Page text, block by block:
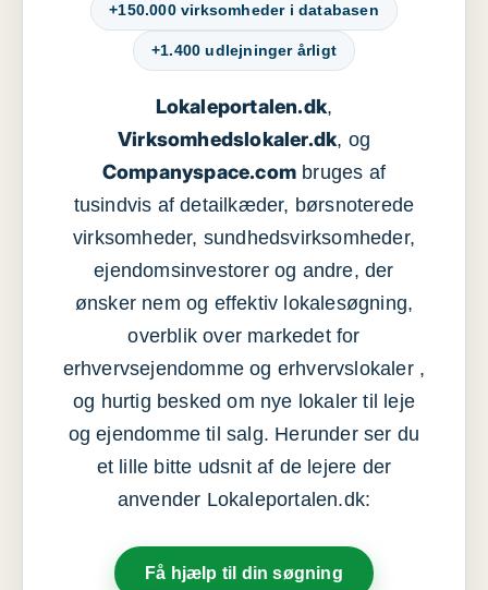
+150.000 virksomheder i databasen
+1.400 udlejninger årligt
Lokaleportalen.dk,
Virksomhedslokaler.dk, og
Companyspace.com bruges af
tusindvis af detailkæder, børsnoterede
virksomheder, sundhedsvirksomheder,
ejendomsinvestorer og andre, der
ønsker nem og effektiv lokalesøgning,
overblik over markedet for
erhvervsejendomme og erhvervslokaler ,
og hurtig besked om nye lokaler til leje
og ejendomme til salg. Herunder ser du
et lille bitte udsnit af de lejere der
anvender Lokaleportalen.dk:
Få hjælp til din søgning